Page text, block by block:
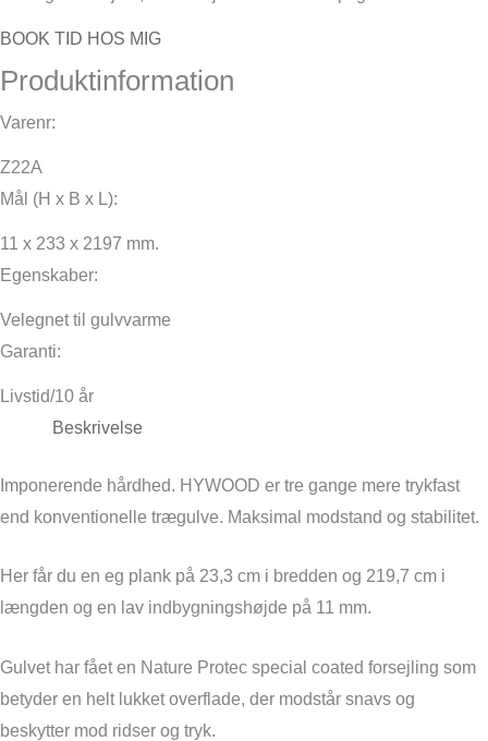
BOOK TID HOS MIG
Produktinformation
Varenr:
Z22A
Mål (H x B x L):
11 x 233 x 2197 mm.
Egenskaber:
Velegnet til gulvvarme
Garanti:
Livstid/10 år
Beskrivelse
Imponerende hårdhed. HYWOOD er tre gange mere trykfast
end konventionelle trægulve. Maksimal modstand og stabilitet.
Her får du en eg plank på 23,3 cm i bredden og 219,7 cm i
længden og en lav indbygningshøjde på 11 mm.
Gulvet har fået en Nature Protec special coated forsejling som
betyder en helt lukket overflade, der modstår snavs og
beskytter mod ridser og tryk.